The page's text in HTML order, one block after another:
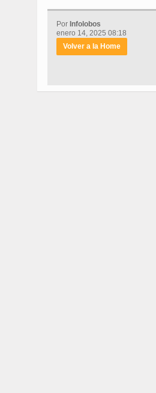
Por Infolobos
enero 14, 2025 08:18
Volver a la Home